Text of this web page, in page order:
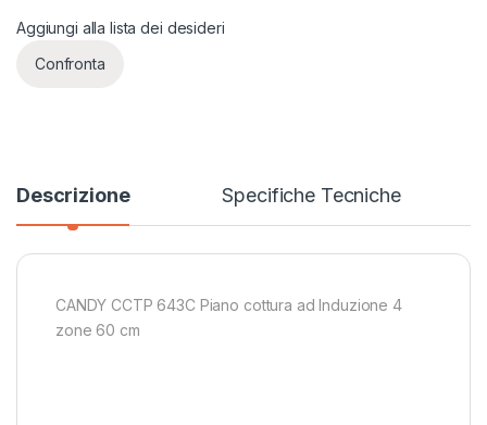
Aggiungi alla lista dei desideri
Confronta
Descrizione Specifiche Tecniche
CANDY CCTP 643C Piano cottura ad Induzione 4
zone 60 cm